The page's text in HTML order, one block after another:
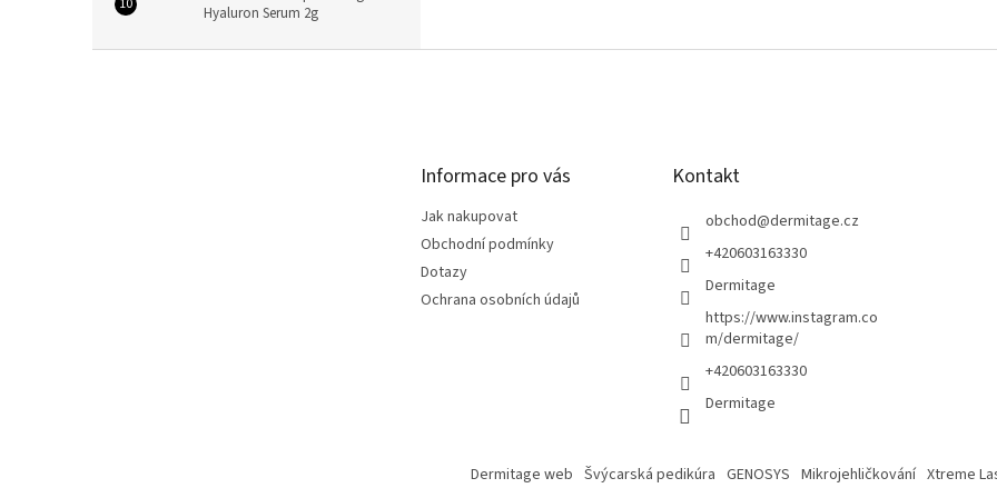
Hyaluron Serum 2g
Informace pro vás
Jak nakupovat
Obchodní podmínky
Dotazy
Ochrana osobních údajů
Kontakt
obchod@dermitage.cz
+420603163330
Dermitage
https://www.instagram.co
m/dermitage/
+420603163330
Dermitage
Dermitage web Švýcarská pedikúra GENOSYS Mikrojehličkování Xtreme